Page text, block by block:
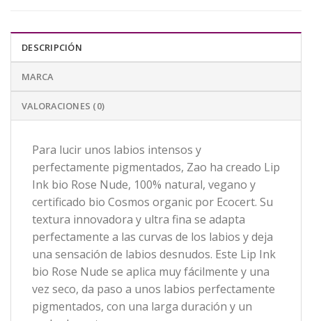
DESCRIPCIÓN
MARCA
VALORACIONES (0)
Para lucir unos labios intensos y
perfectamente pigmentados, Zao ha creado Lip
Ink bio Rose Nude, 100% natural, vegano y
certificado bio Cosmos organic por Ecocert. Su
textura innovadora y ultra fina se adapta
perfectamente a las curvas de los labios y deja
una sensación de labios desnudos. Este Lip Ink
bio Rose Nude se aplica muy fácilmente y una
vez seco, da paso a unos labios perfectamente
pigmentados, con una larga duración y un